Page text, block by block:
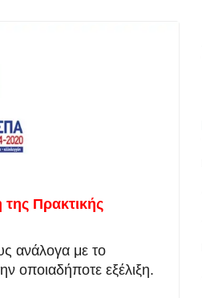
Πρακτικής
ανάλογα με το
οποιαδήποτε εξέλιξη.